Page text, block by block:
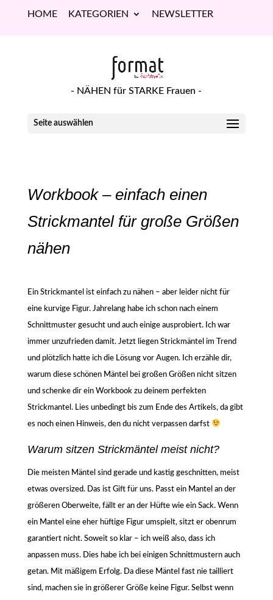
HOME KATEGORIEN NEWSLETTER
- NÄHEN für STARKE Frauen -
Seite auswählen
Workbook – einfach einen
Strickmantel für große Größen
nähen
Ein Strickmantel ist einfach zu nähen – aber leider nicht für
eine kurvige Figur. Jahrelang habe ich schon nach einem
Schnittmuster gesucht und auch einige ausprobiert. Ich war
immer unzufrieden damit. Jetzt liegen Strickmäntel im Trend
und plötzlich hatte ich die Lösung vor Augen. Ich erzähle dir,
warum diese schönen Mäntel bei großen Größen nicht sitzen
und schenke dir ein Workbook zu deinem perfekten
Strickmantel. Lies unbedingt bis zum Ende des Artikels, da gibt
es noch einen Hinweis, den du nicht verpassen darfst
Warum sitzen Strickmäntel meist nicht?
Die meisten Mäntel sind gerade und kastig geschnitten, meist
etwas oversized. Das ist Gift für uns. Passt ein Mantel an der
größeren Oberweite, fällt er an der Hüfte wie ein Sack. Wenn
ein Mantel eine eher hüftige Figur umspielt, sitzt er obenrum
garantiert nicht. Soweit so klar – ich weiß also, dass ich
anpassen muss. Dies habe ich bei einigen Schnittmustern auch
getan. Mit mäßigem Erfolg. Da diese Mäntel fast nie tailliert
sind, machen sie in größerer Größe keine Figur. Selbst wenn